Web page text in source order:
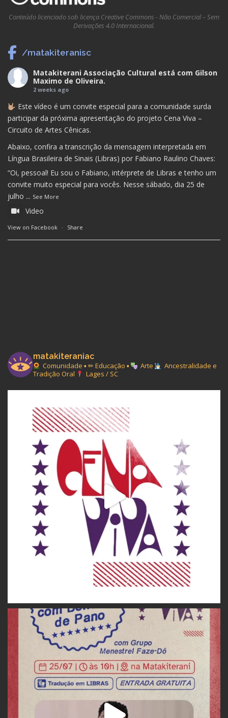
Conteúdo licenciado sob licença Creative Commons - Não Comercial – Sem
Derivações 4.0 Internacional.
/matakiteranisc
Matakiterani Associação Cultural está com Gilson
Maximo de Oliveira.
2 weeks ago
Este vídeo é um convite especial para a comunidade surda
participar da próxima apresentação do projeto Cena Viva –
Circuito de Artes Cênicas.
Abaixo, confira a transcrição da mensagem interpretada em
Língua Brasileira de Sinais (Libras) por Fabiano Raulino Chaves:
“Oi, pessoal! Eu sou o Fabiano, intérprete de Libras e tenho um
convite muito especial para vocês. Nesse sábado, dia 25 de
julho ... See More
Video
View on Facebook · Share
matakiteraniac
Comunidade ▪︎ ✏ Educação ▪︎ Arte
Ancestralidade e
Tradição Oral
Lages / SC